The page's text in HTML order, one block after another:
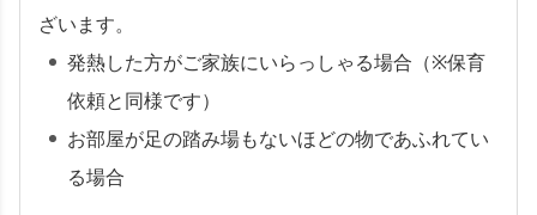
ざいます。
発熱した方がご家族にいらっしゃる場合（※保育
依頼と同様です）
お部屋が足の踏み場もないほどの物であふれてい
る場合